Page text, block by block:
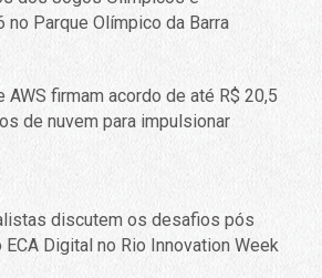
no Parque Olímpico da Barra
AWS firmam acordo de até R$ 20,5
de nuvem para impulsionar
discutem os desafios pós
Digital no Rio Innovation Week